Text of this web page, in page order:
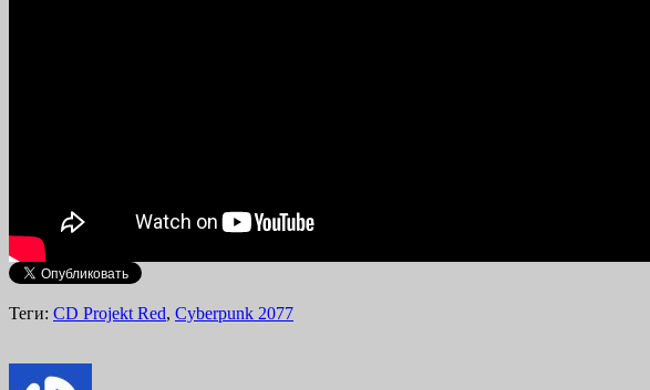
Теги: CD Projekt Red, Cyberpunk 2077